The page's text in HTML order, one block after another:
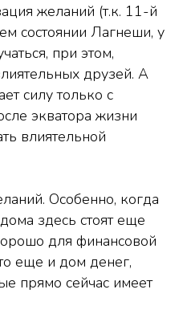
желаний (т.к. 11-й
состоянии Лагнеши, у
при этом,
друзей. А
силу только с
экватора жизни
влиятельной
Особенно, когда
здесь стоят еще
для финансовой
еще и дом денег,
прямо сейчас имеет